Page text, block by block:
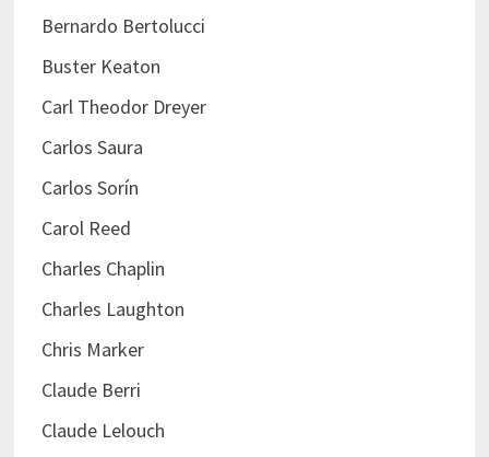
Bernardo Bertolucci
Buster Keaton
Carl Theodor Dreyer
Carlos Saura
Carlos Sorín
Carol Reed
Charles Chaplin
Charles Laughton
Chris Marker
Claude Berri
Claude Lelouch